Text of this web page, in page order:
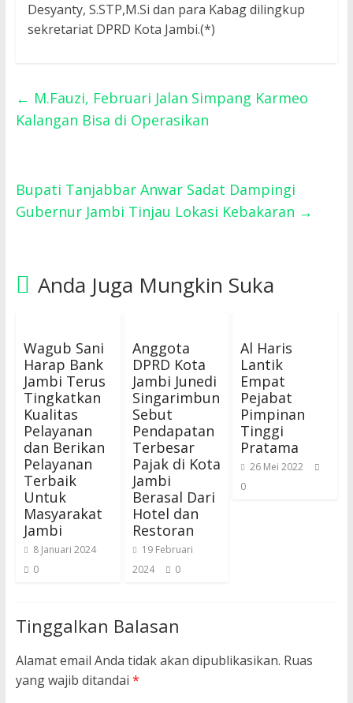
Desyanty, S.STP,M.Si dan para Kabag dilingkup
sekretariat DPRD Kota Jambi.(*)
← M.Fauzi, Februari Jalan Simpang Karmeo
Kalangan Bisa di Operasikan
Bupati Tanjabbar Anwar Sadat Dampingi
Gubernur Jambi Tinjau Lokasi Kebakaran →
Anda Juga Mungkin Suka
Wagub Sani
Harap Bank
Jambi Terus
Tingkatkan
Kualitas
Pelayanan
dan Berikan
Pelayanan
Terbaik
Untuk
Masyarakat
Jambi
8 Januari 2024
0
Anggota
DPRD Kota
Jambi Junedi
Singarimbun
Sebut
Pendapatan
Terbesar
Pajak di Kota
Jambi
Berasal Dari
Hotel dan
Restoran
19 Februari
2024
0
Al Haris
Lantik
Empat
Pejabat
Pimpinan
Tinggi
Pratama
26 Mei 2022
0
Tinggalkan Balasan
Alamat email Anda tidak akan dipublikasikan. Ruas
yang wajib ditandai *